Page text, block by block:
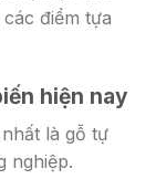
điểm tựa
hiện nay
là gỗ tự
nghiệp.